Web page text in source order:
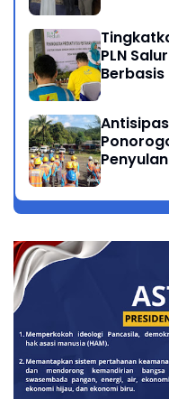
PLN
Berbasis